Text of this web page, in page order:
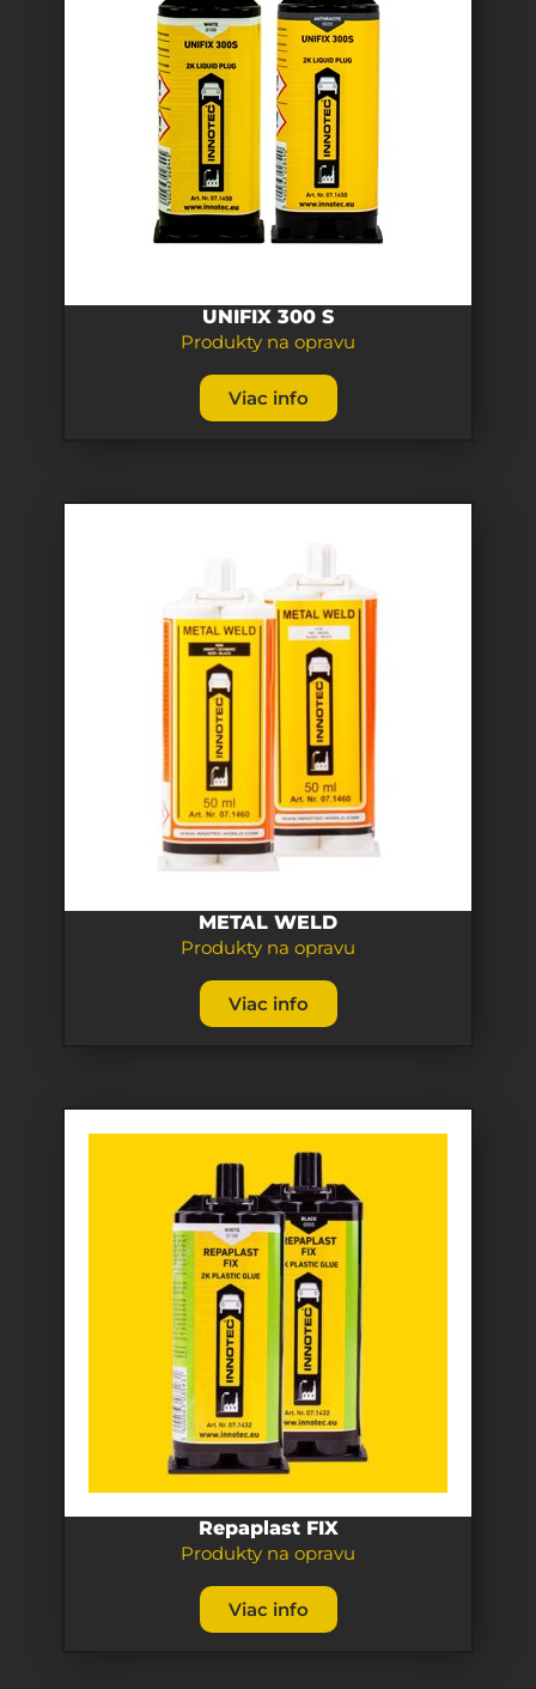
UNIFIX 300 S
Produkty na opravu
Viac info
METAL WELD
Produkty na opravu
Viac info
Repaplast FIX
Produkty na opravu
Viac info